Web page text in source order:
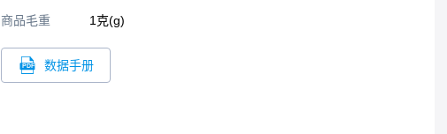
商品毛重 1克(g)
数据手册